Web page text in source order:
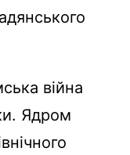
війна
Ядром